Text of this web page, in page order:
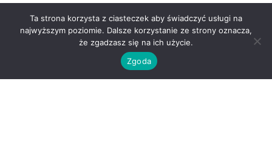
Ta strona korzysta z ciasteczek aby świadczyć usługi na
najwyższym poziomie. Dalsze korzystanie ze strony oznacza,
że zgadzasz się na ich użycie.
Zgoda